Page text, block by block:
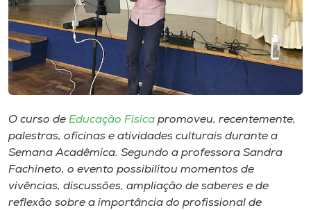
Editora
Rádio
Museu
Unoesc
Store
O curso de Educação Física promoveu, recentemente,
palestras, oficinas e atividades culturais durante a
Semana Acadêmica. Segundo a professora Sandra
Fachineto, o evento possibilitou momentos de
vivências, discussões, ampliação de saberes e de
reflexão sobre a importância do profissional de